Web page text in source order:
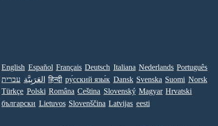
English Español Français Deutsch Italiana Nederlands Português
עברית العَرَبِيَّة हिन्दी ру́сский язы́к Dansk Svenska Suomi Norsk
Türkçe Polski Româna Ceština Slovenský Magyar Hrvatski
български Lietuvos Slovenščina Latvijas eesti